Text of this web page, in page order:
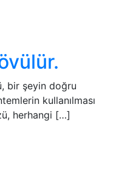
bir şeyin doğru
kullanılması
herhangi […]